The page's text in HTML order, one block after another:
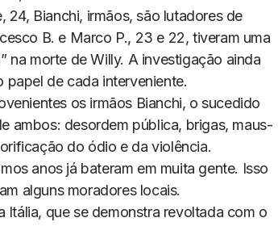
24, Bianchi, irmãos, são lutadores de
B. e Marco P., 23 e 22, tiveram uma
na morte de Willy. A investigação ainda
papel de cada interveniente.
os irmãos Bianchi, o sucedido
ambos: desordem pública, brigas, maus-
do ódio e da violência.
anos já bateram em muita gente. Isso
alguns moradores locais.
que se demonstra revoltada com o